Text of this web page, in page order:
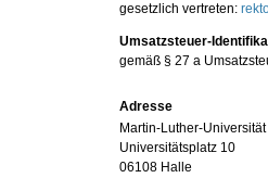
gesetzlich vertreten:
Umsatzsteuer-
gemäß § 27 a
Adresse
Martin-Luther-
Universitätsplatz 10
06108 Halle